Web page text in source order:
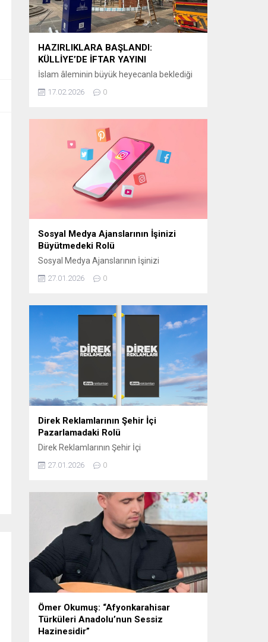
sistemleri tercih etmektedir. Bu
kapsamda Antalya airport transfer hizmetleri,...
HAZIRLIKLARA BAŞLANDI:
KÜLLİYE’DE İFTAR YAYINI
İslam âleminin büyük heyecanla beklediği
ekranlara taşınıyor. Kanal D, iftar saatlerinin
programıyla izleyiciyle buluşturmaya
hazırlanıyor. CAM STÜDYO KURULUYOR
“Bir Ramazan Akşamı” için
Cumhurbaşkanlığı Külliyesi yerleşkesinde
bulunan Beştepe Millet Camii avlusuna
özel bir cam stüdyo kuruluyor. Ramazana
özel tasarlanan...
17.02.2026 0
Sosyal Medya Ajanslarının İşinizi
Büyütmedeki Rolü
Sosyal Medya Ajanslarının İşinizi
Büyütmedeki Rolü Günümüzde sosyal
medya, işletmelerin hedef kitlelerine
geldi. Ancak bu başarıyı elde edebilmek için
doğru stratejilerin belirlenmesi gerekir.
Sosyal medya ajansları, işletmelerin dijital
dünyada daha görünür olmasını sağlamak
ve markalarını doğru şekilde
konumlandırmak için kritik bir rol
oynamaktadır. Sosyal...
27.01.2026 0
Direk Reklamlarının Şehir İçi
Pazarlamadaki Rolü
Direk Reklamlarının Şehir İçi
pazarlama stratejilerinin etkili araçlarından
genellikle dikkat çekici ve etkili bir şekilde
konumlandırıldığı için yerel işletmelerden
büyük markalara kadar birçok farklı
sektörde tercih edilmektedir. Elektrik direği
reklamları, şehirlerin kalabalık ve yoğun
bölgelerinde, hareket halindeki kitlelere...
27.01.2026 0
Ömer Okumuş: “Afyonkarahisar
Türküleri Anadolu’nun Sessiz
Hazinesidir”